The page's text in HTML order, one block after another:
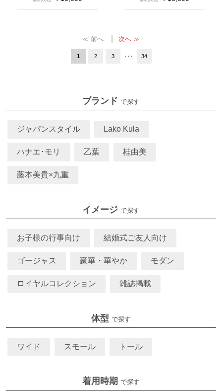
≪ 前へ 次へ ≫
1 2 3 ・・・ 34
ブランド で探す
ジャパンスタイル Lako Kula
ハナエ･モリ 乙葉 桂由美
藤本美貴×九重
イメージ で探す
お子様の行事向け 結婚式ご友人向け
ゴージャス 豪華・華やか モダン
ロイヤルコレクション 雑誌掲載
体型 で探す
ワイド スモール トール
着用時期 で探す